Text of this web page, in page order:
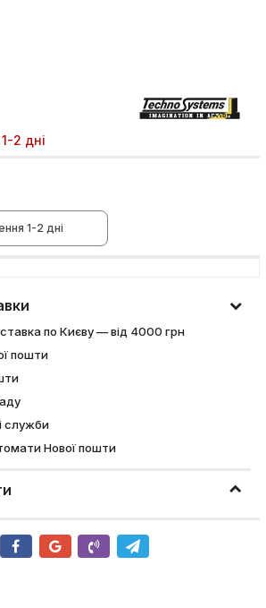
2 дні
1-2 дні
по Києву — від 4000 грн
пошти
служби
Нової пошти